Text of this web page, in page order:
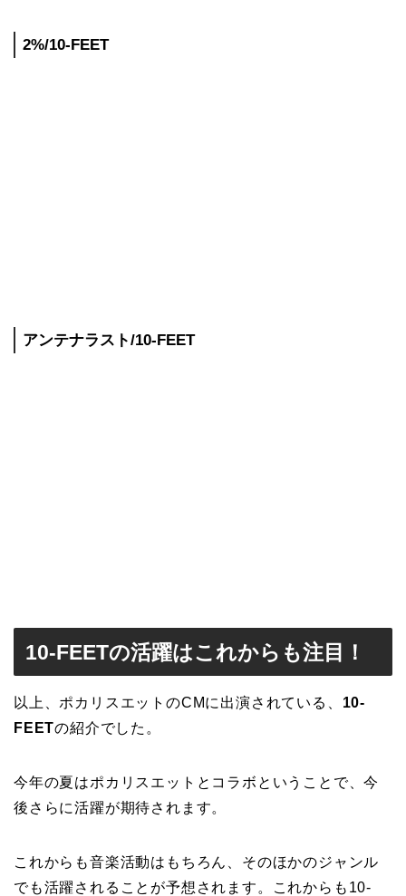
2%/10-FEET
アンテナラスト/10-FEET
10-FEETの活躍はこれからも注目！
以上、ポカリスエットのCMに出演されている、 10-
FEETの紹介でした。
今年の夏はポカリスエットとコラボということで、今
後さらに活躍が期待されます。
これからも音楽活動はもちろん、そのほかのジャンル
でも活躍されることが予想されます。これからも10-